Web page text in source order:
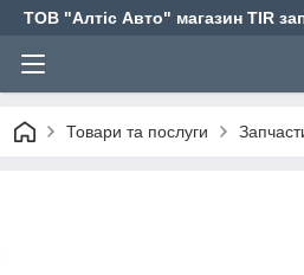
ТОВ "Алтіс Авто" магазин TIR
Товари та послуги